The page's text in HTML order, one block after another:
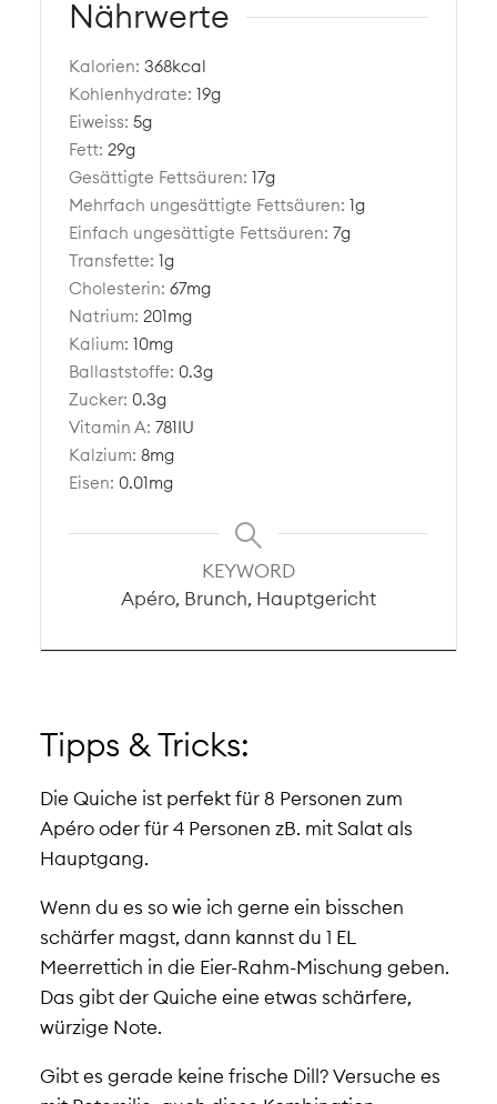
Nährwerte
Kalorien:368kcal
Kohlenhydrate:19g
Eiweiss:5g
Fett:29g
Gesättigte Fettsäuren:17g
Mehrfach ungesättigte Fettsäuren:1g
Einfach ungesättigte Fettsäuren:7g
Transfette:1g
Cholesterin:67mg
Natrium:201mg
Kalium:10mg
Ballaststoffe: 0.3g
Zucker: 0.3g
Vitamin A:781IU
Kalzium:8mg
Eisen: 0.01mg
KEYWORD
Apéro, Brunch, Hauptgericht
Tipps & Tricks:
Die Quiche ist perfekt für 8 Personen zum
Apérooder für 4 Personen zB. mit Salat als
Hauptgang.
Wenn du es so wie ich gerne ein bisschen
schärfer magst, dann kannst du 1 EL
Meerrettich in die Eier-Rahm-Mischung geben.
Das gibt der Quiche eine etwas schärfere,
würzige Note.
Gibt es gerade keine frische Dill? Versuche es